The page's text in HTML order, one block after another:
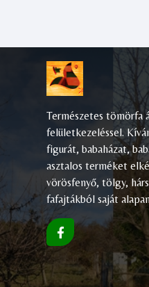
Természetes tömörfa
felületkezeléssel.
figurát, babaházat,
asztalos terméket
vörösfenyő, tölgy,
fafajtákból saját